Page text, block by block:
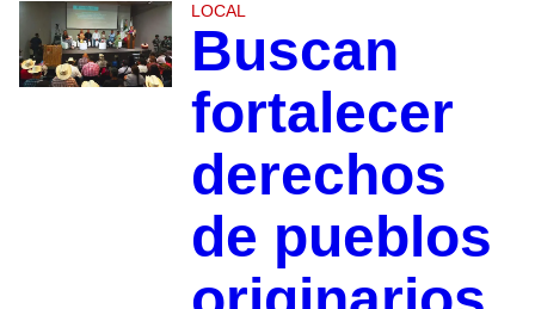
LOCAL
Buscan
fortalecer
derechos
de pueblos